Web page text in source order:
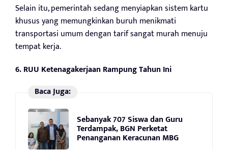
Selain itu, pemerintah sedang menyiapkan sistem kartu
khusus yang memungkinkan buruh menikmati
transportasi umum dengan tarif sangat murah menuju
tempat kerja.
6. RUU Ketenagakerjaan Rampung Tahun Ini
Baca Juga:
Sebanyak 707 Siswa dan Guru
Terdampak, BGN Perketat
Penanganan Keracunan MBG